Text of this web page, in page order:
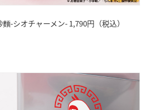
-シオチャーメン- 1,790円（税込）